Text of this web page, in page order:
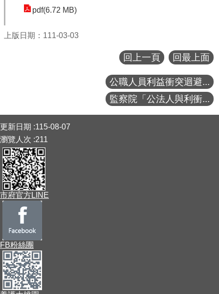
網站安全政策
政府網站資料開放宣告
pdf(6.72 MB)
上版日期：111-03-03
回上一頁 回最上面
公職人員利益衝突迴避...
監察院「公法人與利衝...
更新日期
115-08-07
瀏覽人次 211
市府官方LINE
FB粉絲團